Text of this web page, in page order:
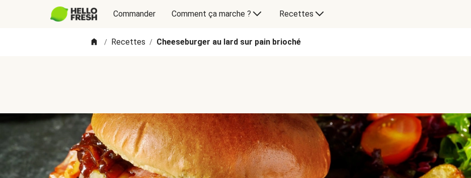
Commander Comment ça marche ? Recettes
/ Recettes / Cheeseburger au lard sur pain brioché